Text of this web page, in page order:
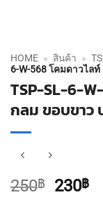
HOME » สินค้า »
6-W-568 โคมดาวไล
TSP-SL-6-
กลม ขอบขาว
250฿
Original
230฿